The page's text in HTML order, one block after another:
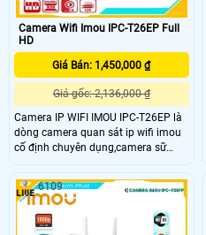
Camera Wifi Imou IPC-T26EP Full
HD
Giá Bán: 1,450,000 ₫
Giá gốc: 2,136,000 ₫
Camera IP WIFI IMOU IPC-T26EP là
dòng camera quan sát ip wifi imou
cố định chuyên dụng,camera sữ
dụng cảm biến hình ảnh 2.0
megapixel cảm biến Sony SNR1s
kích thước 1/2. 7,
25/30fps@2.0MP(1920x1080),Hỗ
trợ Chuẩn nén H
6109